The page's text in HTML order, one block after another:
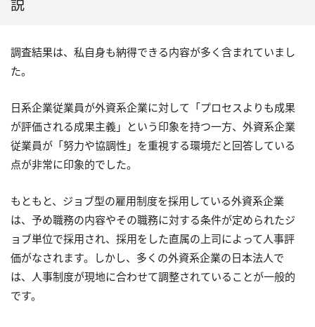
説
調査結果は、私自身も納得できる内容が多く含まれていまし
た。
日系企業従業員が外資系企業に対して「プロセスよりも成果
が評価される成果主義」という印象を持つ一方、外資系企業
従業員が「努力や協調性」を重視する環境だと回答している
点が非常に印象的でした。
もともと、ジョブ型の雇用制度を採用している外資系企業
は、予め職務の内容やその職務に対する条件が定められたジ
ョブ単位で採用され、採用をした直属の上司によって人事評
価がなされます。しかし、多くの外資系企業の日本法人で
は、人事制度が現地に合わせて調整されていることが一般的
です。